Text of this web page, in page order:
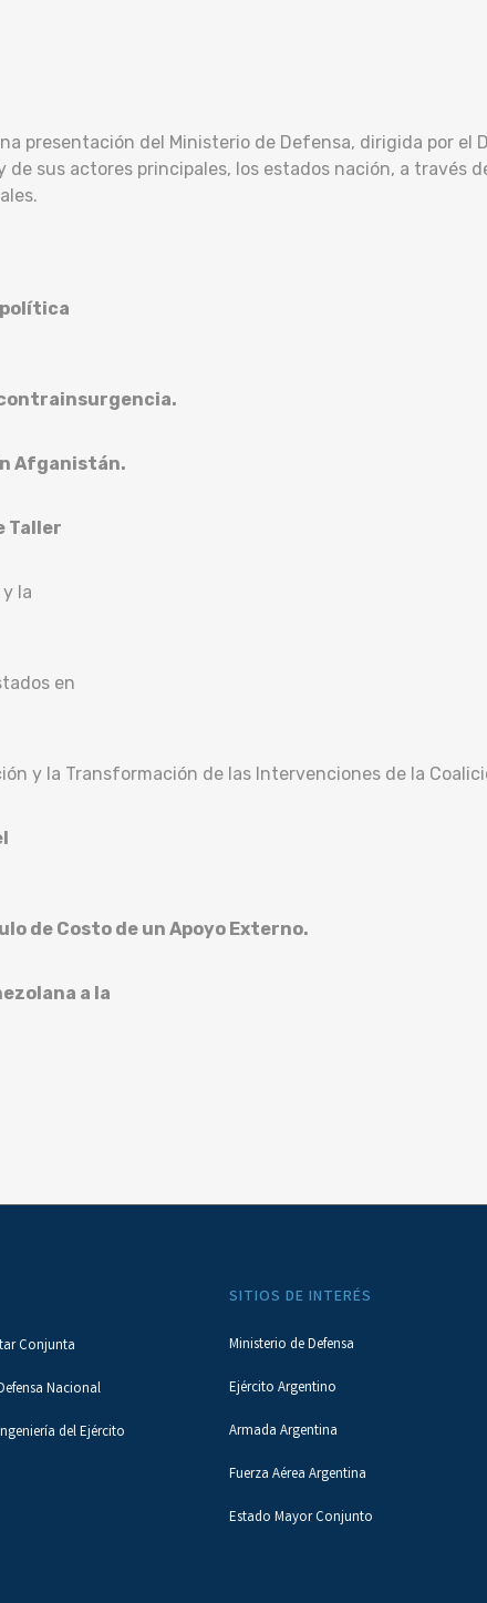
presentación del Ministerio de Defensa, dirigida por el
sus actores principales, los estados nación, a través
contrainsurgencia.
Afganistán.
Taller
la
en
y la Transformación de las Intervenciones de la
de Costo de un Apoyo Externo.
a la
Conjunta
Nacional
del Ejército
SITIOS DE INTERÉS
Ministerio de Defensa
Ejército Argentino
Armada Argentina
Fuerza Aérea Argentina
Estado Mayor Conjunto